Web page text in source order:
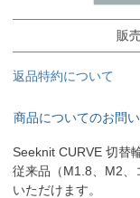
販
返品特約について
商品についてのお問
Seeknit CURVE 切替
従来品（M1.8、M2、
いただけます。